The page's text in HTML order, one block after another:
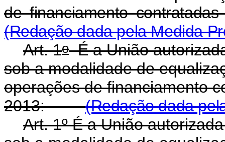
de financiamento
(Redação dada pela Medida
Art. 1oÉ a União
sob a modalidade de
operações de financiamento
2013:(Redação dada
Art. 1º É a União